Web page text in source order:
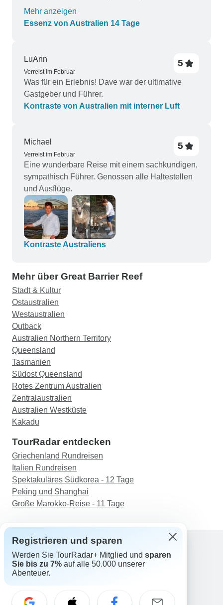
reagiert und einen ausgezeichneten Service
geboten. Die gesamte Reise verlief reibungslos
Mehr anzeigen
Essenz von Australien 14 Tage
LuAnn
Verreist im Februar
5
Was für ein Erlebnis! Dave war der ultimative
Gastgeber und Führer.
Kontraste von Australien mit interner Luft
Michael
Verreist im Februar
5
Eine wunderbare Reise mit einem sachkundigen,
sympathisch Führer. Genossen alle Haltestellen
und Ausflüge.
Kontraste Australiens
Mehr über Great Barrier Reef
Stadt & Kultur
Ostaustralien
Westaustralien
Outback
Australien Northern Territory
Queensland
Tasmanien
Südost Queensland
Rotes Zentrum Australien
Zentralaustralien
Australien Westküste
Kakadu
TourRadar entdecken
Griechenland Rundreisen
Italien Rundreisen
Spektakuläres Südkorea - 12 Tage
Peking und Shanghai
Große Marokko-Reise - 11 Tage
Support
Kontakt
Registrieren und sparen
Werden Sie TourRadar+ Mitglied und sparen
Sie bis zu 7% auf alle 50.000 unserer
Abenteuer.